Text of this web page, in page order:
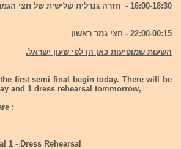
16:00-18:30 - חזרה גנרלית שלישית של חצי הגמר הראשון
22:00-00:15 - חצי גמר ראשון
השעות שמופיעות כאן הן לפי שעון ישראל.
first semi final begin today. There will be
and 1 dress rehearsal tommorrow,
:
1 - Dress Rehearsal